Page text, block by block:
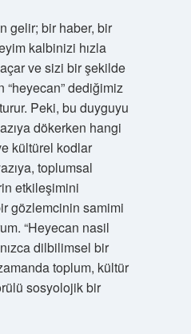
gelir; bir haber, bir
kalbinizi hızla
ve sizi bir şekilde
“heyecan” dediğimiz
Peki, bu duyguyu
dökerken hangi
kültürel kodlar
toplumsal
etkileşimini
gözlemcinin samimi
“Heyecan nasil
dilbilimsel bir
toplum, kültür
sosyolojik bir